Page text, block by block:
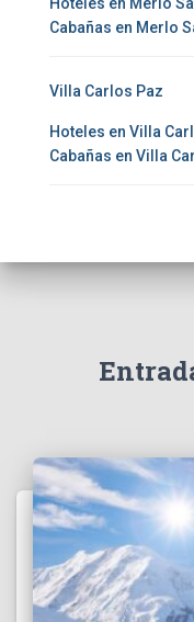
Cabañas en Merlo
Villa Carlos Paz
Hoteles en Villa
Cabañas en Villa